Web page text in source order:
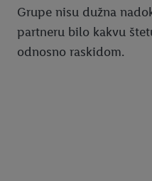
Grupe nisu dužna
partneru bilo kakvu
odnosno raskidom.